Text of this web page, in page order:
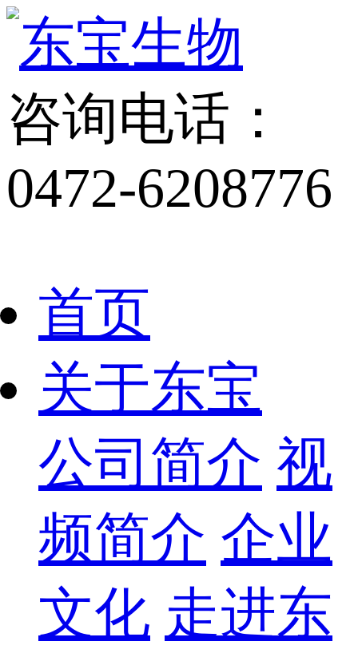
咨询电话：
0472-6208776
首页
关于东宝
公司简介 视
频简介 企业
文化 走进东